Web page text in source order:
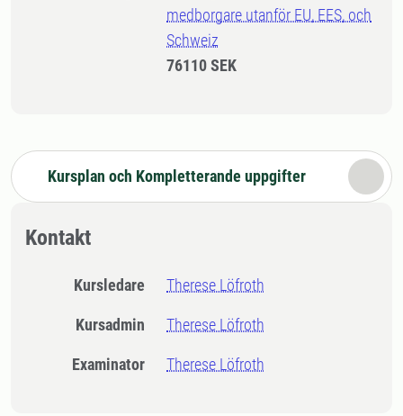
medborgare utanför EU, EES, och
Schweiz
76110 SEK
Kursplan och Kompletterande uppgifter
Kontakt
Kursledare Therese Löfroth
Kursadmin Therese Löfroth
Examinator Therese Löfroth